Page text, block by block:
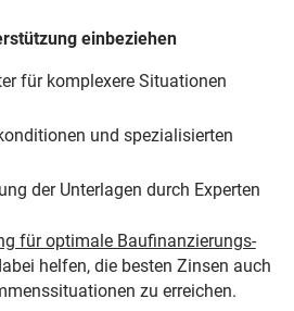
einbeziehen
für komplexere Situationen
und spezialisierten
der Unterlagen durch Experten
für optimale Baufinanzierungs-
helfen, die besten Zinsen auch
zu erreichen.